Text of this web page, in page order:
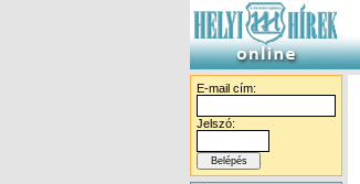
E-mail cím:
Jelszó: